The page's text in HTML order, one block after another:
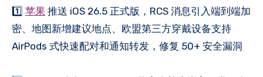
1️⃣ 苹果 推送 iOS 26.5 正式版，RCS 消息引入端到端加
密、地图新增建议地点、欧盟第三方穿戴设备支持
AirPods 式快速配对和通知转发，修复 50+ 安全漏洞